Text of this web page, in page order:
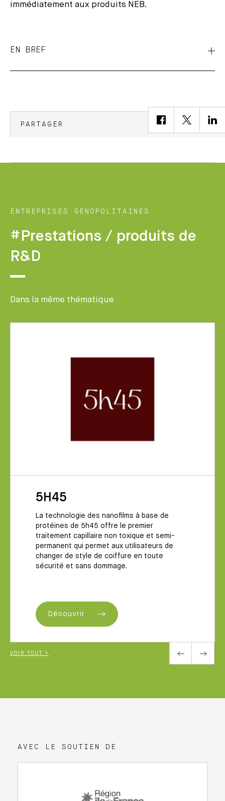
immédiatement aux produits NEB.
EN BREF
PARTAGER
ENTREPRISES GÉNOPOLITAINES
#Prestations / produits de
R&D
Dans la même thématique
5H45
La technologie des nanofilms à base de
protéines de 5h45 offre le premier
traitement capillaire non toxique et semi-
permanent qui permet aux utilisateurs de
changer de style de coiffure en toute
sécurité et sans dommage.
Découvrir
VOIR TOUT >
AVEC LE SOUTIEN DE